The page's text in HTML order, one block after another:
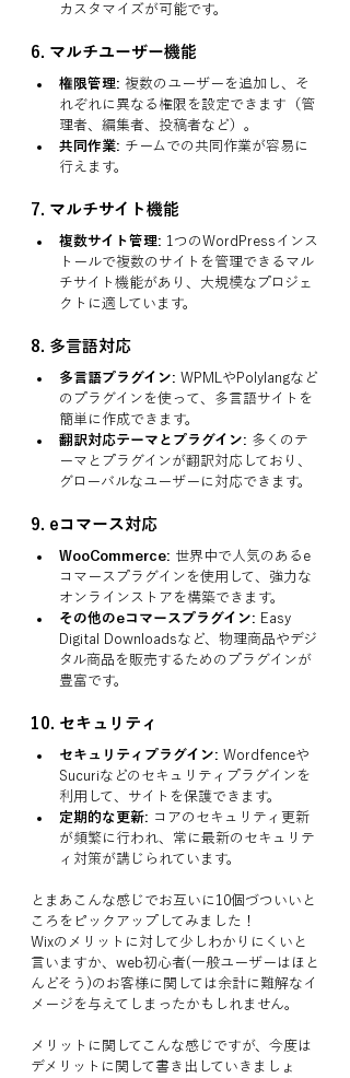
カスタマイズが可能です。
6. マルチユーザー機能
権限管理: 複数のユーザーを追加し、そ
れぞれに異なる権限を設定できます（管
理者、編集者、投稿者など）。
共同作業: チームでの共同作業が容易に
行えます。
7. マルチサイト機能
複数サイト管理: 1つのWordPressインス
トールで複数のサイトを管理できるマル
チサイト機能があり、大規模なプロジェ
クトに適しています。
8. 多言語対応
多言語プラグイン: WPMLやPolylangなど
のプラグインを使って、多言語サイトを
簡単に作成できます。
翻訳対応テーマとプラグイン: 多くのテ
ーマとプラグインが翻訳対応しており、
グローバルなユーザーに対応できます。
9. eコマース対応
WooCommerce: 世界中で人気のあるe
コマースプラグインを使用して、強力な
オンラインストアを構築できます。
その他のeコマースプラグイン: Easy
Digital Downloadsなど、物理商品やデジ
タル商品を販売するためのプラグインが
豊富です。
10. セキュリティ
セキュリティプラグイン: Wordfenceや
Sucuriなどのセキュリティプラグインを
利用して、サイトを保護できます。
定期的な更新: コアのセキュリティ更新
が頻繁に行われ、常に最新のセキュリテ
ィ対策が講じられています。
とまあこんな感じでお互いに10個づついいと
ころをピックアップしてみました！
Wixのメリットに対して少しわかりにくいと
言いますか、web初心者(一般ユーザーはほと
んどそう)のお客様に関しては余計に難解なイ
メージを与えてしまったかもしれません。
メリットに関してこんな感じですが、今度は
デメリットに関して書き出していきましょ